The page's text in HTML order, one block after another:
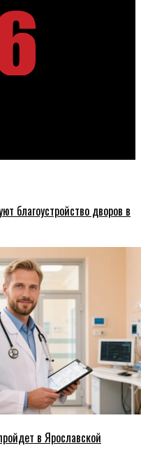
благоустройство дворов в
в Ярославской